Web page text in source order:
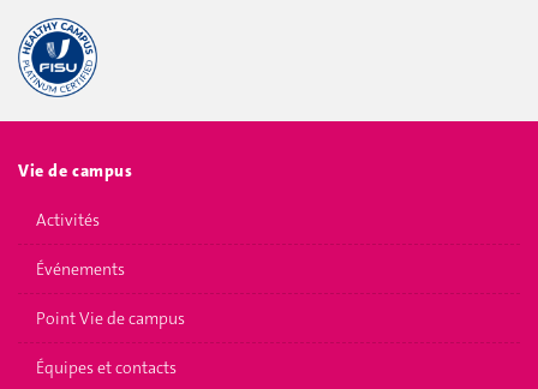
Vie de campus
Activités
Événements
Point Vie de campus
Équipes et contacts